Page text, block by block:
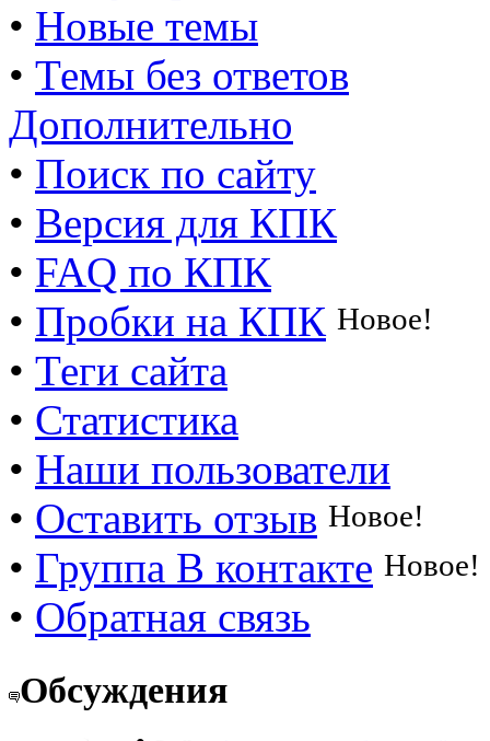
• Новые темы
• Темы без ответов
Дополнительно
• Поиск по сайту
• Версия для КПК
• FAQ по КПК
• Пробки на КПК Новое!
• Теги сайта
• Статистика
• Наши пользователи
• Оставить отзыв Новое!
• Группа В контакте Новое!
• Обратная связь
Обсуждения